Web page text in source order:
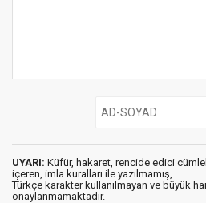
UYARI: Küfür, hakaret, rencide edici
içeren, imla kuralları ile yazılmamış,
Türkçe karakter kullanılmayan ve büyük
onaylanmamaktadır.